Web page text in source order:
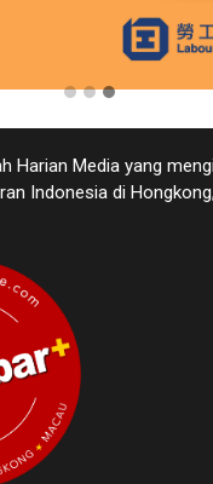
Harian Media yang
Indonesia di